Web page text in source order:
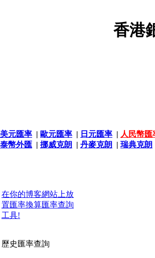
香港
美元匯率 | 歐元匯率 | 日元匯率 | 人民幣匯
泰幣外匯 | 挪威克朗 | 丹麥克朗 | 瑞典克朗
在你的博客網站上放
置匯率換算匯率查詢
工具!
歷史匯率查詢